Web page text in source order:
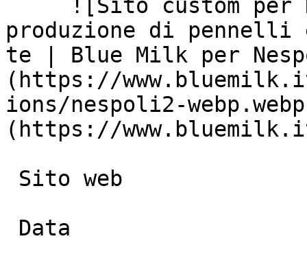
produzione di
te | Blue Milk per
(https://
ions/nespoli2-
(https://